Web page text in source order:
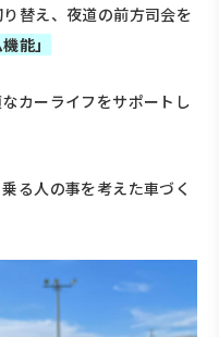
替え、夜道の前方司会を
能」
カーライフをサポートし
人の事を考えた車づく